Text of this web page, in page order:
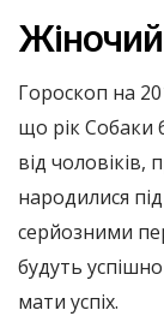
Гороскоп на
що рік Собаки
від чоловіків,
народилися
серйозними
будуть
мати успіх.